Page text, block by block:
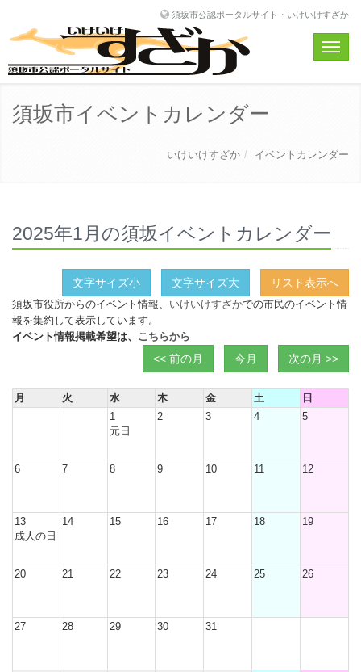
須坂市公認ポータルサイト・いけいけすざか
Toggle
須坂市イベントカレンダー
いけいけすざか イベントカレンダー
2025年1月の須坂イベントカレンダー
文字サイズ小 文字サイズ大 リスト表示へ
須坂市役所からのイベント情報、 いけいけすざかでの市民のイベント情
報を集約して表示しています。
イベント情報掲載希望は、 こちらから
<< 前の月 今月 次の月 >>
月 火 水 木 金 土
日
1
元日
2 3 4 5
6 7 8 9 10 11 12
13
成人の日
14 15 16 17 18 19
20 21 22 23 24 25 26
27 28 29 30 31